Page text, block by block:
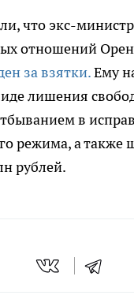
что экс-
отношений
за взятки.Ему
лишения
в
режима, а также
рублей.